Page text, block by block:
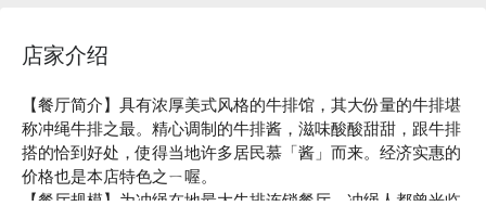
店家介绍
【餐厅简介】具有浓厚美式风格的牛排馆，其大份量的牛排堪
称冲绳牛排之最。精心调制的牛排酱，滋味酸酸甜甜，跟牛排
搭的恰到好处，使得当地许多居民慕「酱」而来。经济实惠的
价格也是本店特色之ㄧ喔。
【餐厅规模】为冲绳在地最大牛排连锁餐厅，冲绳人都曾光临